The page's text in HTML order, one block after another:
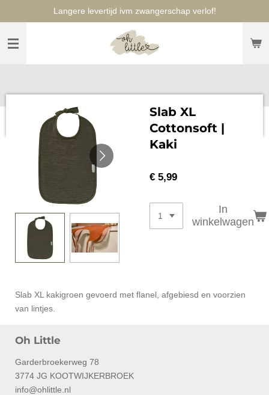
naar
hoofdinhoud
Langere levertijd ivm zwangerschap verlof!
Slab XL
Cottonsoft |
Kaki
€ 5,99
In
winkelwagen
Slab XL kakigroen gevoerd met flanel, afgebiesd en voorzien
van lintjes.
Oh Little
Garderbroekerweg 78
3774 JG KOOTWIJKERBROEK
info@ohlittle.nl